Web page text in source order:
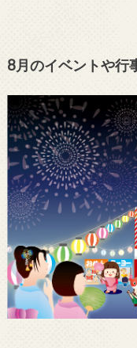
8月のイベントや行